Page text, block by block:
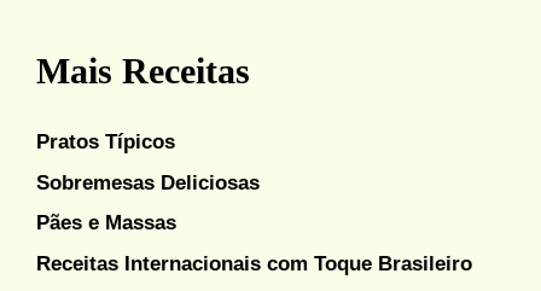
Mais Receitas
Pratos Típicos
Sobremesas Deliciosas
Pães e Massas
Receitas Internacionais com Toque Brasileiro